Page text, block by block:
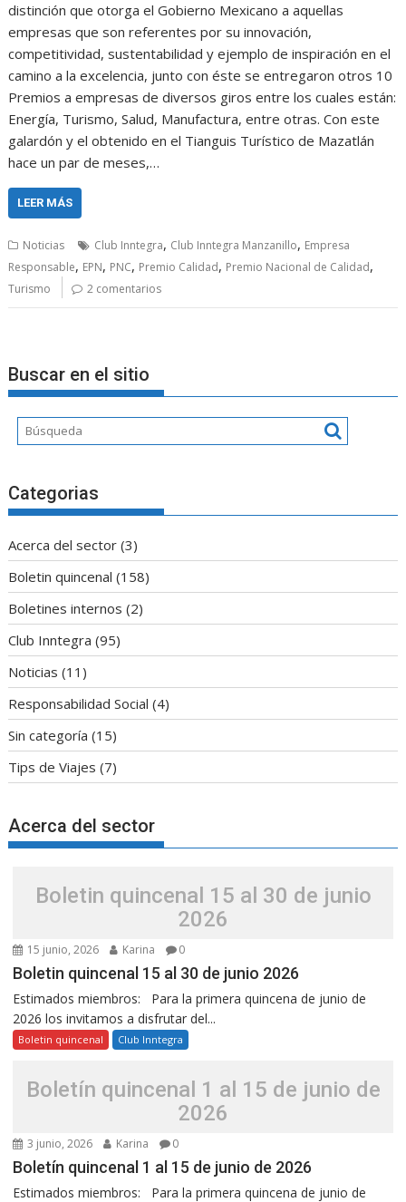
distinción que otorga el Gobierno Mexicano a aquellas
empresas que son referentes por su innovación,
competitividad, sustentabilidad y ejemplo de inspiración en el
camino a la excelencia, junto con éste se entregaron otros 10
Premios a empresas de diversos giros entre los cuales están:
Energía, Turismo, Salud, Manufactura, entre otras. Con este
galardón y el obtenido en el Tianguis Turístico de Mazatlán
hace un par de meses,…
LEER MÁS
Noticias Club Inntegra, Club Inntegra Manzanillo, Empresa
Responsable, EPN, PNC, Premio Calidad, Premio Nacional de Calidad,
Turismo 2 comentarios
Buscar en el sitio
Categorias
Acerca del sector (3)
Boletin quincenal (158)
Boletines internos (2)
Club Inntegra (95)
Noticias (11)
Responsabilidad Social (4)
Sin categoría (15)
Tips de Viajes (7)
Acerca del sector
Boletin quincenal 15 al 30 de junio
2026
15 junio, 2026 Karina 0
Boletin quincenal 15 al 30 de junio 2026
Estimados miembros: Para la primera quincena de junio de
2026 los invitamos a disfrutar del...
Boletin quincenal Club Inntegra
Boletín quincenal 1 al 15 de junio de
2026
3 junio, 2026 Karina 0
Boletín quincenal 1 al 15 de junio de 2026
Estimados miembros: Para la primera quincena de junio de